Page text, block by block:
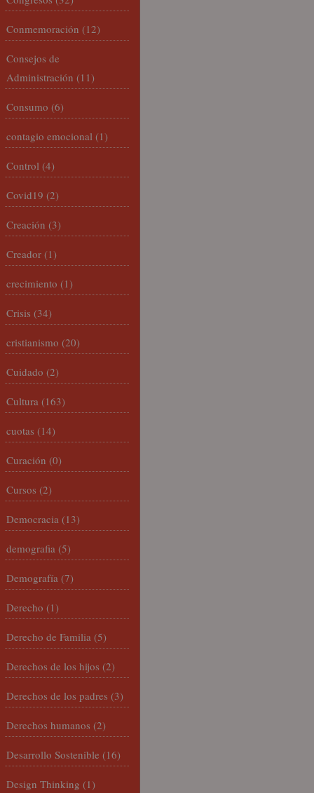
Conmemoración (12)
Consejos de
Administración (11)
Consumo (6)
contagio emocional (1)
Control (4)
Covid19 (2)
Creación (3)
Creador (1)
crecimiento (1)
Crisis (34)
cristianismo (20)
Cuidado (2)
Cultura (163)
cuotas (14)
Curación (0)
Cursos (2)
Democracia (13)
demografia (5)
Demografía (7)
Derecho (1)
Derecho de Familia (5)
Derechos de los hijos (2)
Derechos de los padres (3)
Derechos humanos (2)
Desarrollo Sostenible (16)
Design Thinking (1)